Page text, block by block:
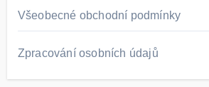
Všeobecné obchodní podmínky
Zpracování osobních údajů